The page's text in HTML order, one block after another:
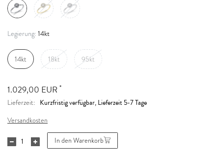
Legierung: 14kt
14kt 18kt 95kt
1.029,00 EUR *
Lieferzeit: Kurzfristig verfügbar, Lieferzeit 5-7 Tage
Versandkosten
In den Warenkorb